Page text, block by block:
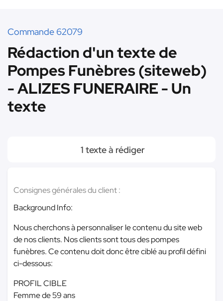
Commande 62079
Rédaction d'un texte de
Pompes Funèbres (siteweb)
- ALIZES FUNERAIRE - Un
texte
1 texte à rédiger
Consignes générales du client :
Background Info:
Nous cherchons à personnaliser le contenu du site web
de nos clients. Nos clients sont tous des pompes
funèbres. Ce contenu doit donc être ciblé au profil défini
ci-dessous:
PROFIL CIBLE
Femme de 59 ans